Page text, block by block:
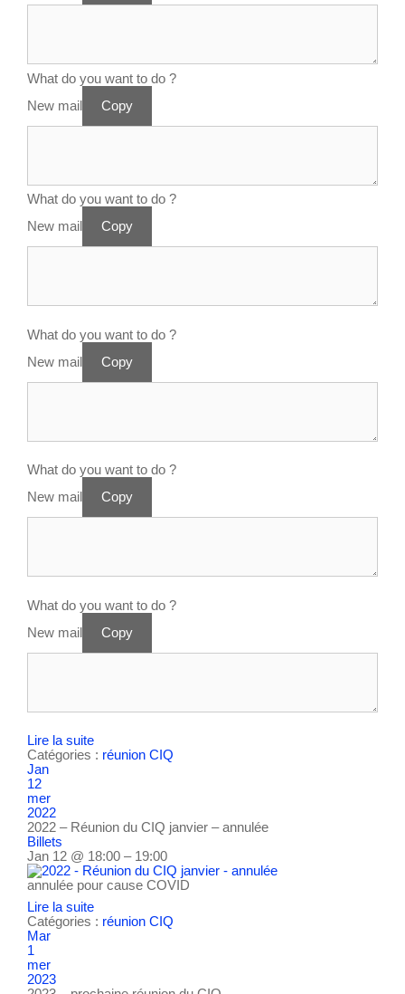
What do you want to do ?
New mail
Copy
What do you want to do ?
New mail
Copy
What do you want to do ?
New mail
Copy
What do you want to do ?
New mail
Copy
What do you want to do ?
New mail
Copy
Lire la suite
Catégories : réunion CIQ
Jan
12
mer
2022
2022 – Réunion du CIQ janvier – annulée
Billets
Jan 12 @ 18:00 – 19:00
annulée pour cause COVID
Lire la suite
Catégories : réunion CIQ
Mar
1
mer
2023